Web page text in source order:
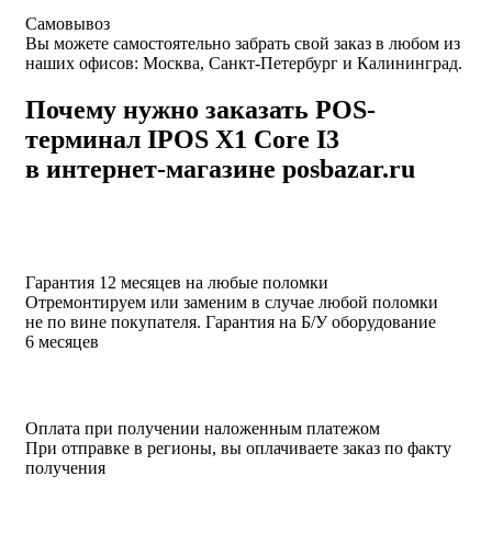
Самовывоз
Вы можете самостоятельно забрать свой заказ в любом из
наших офисов: Москва, Санкт-Петербург и Калининград.
Почему нужно заказать POS-
терминал IPOS X1 Core I3
в интернет-магазине posbazar.ru
Гарантия 12 месяцев на любые поломки
Отремонтируем или заменим в случае любой поломки
не по вине покупателя. Гарантия на Б/У оборудование
6 месяцев
Оплата при получении наложенным платежом
При отправке в регионы, вы оплачиваете заказ по факту
получения